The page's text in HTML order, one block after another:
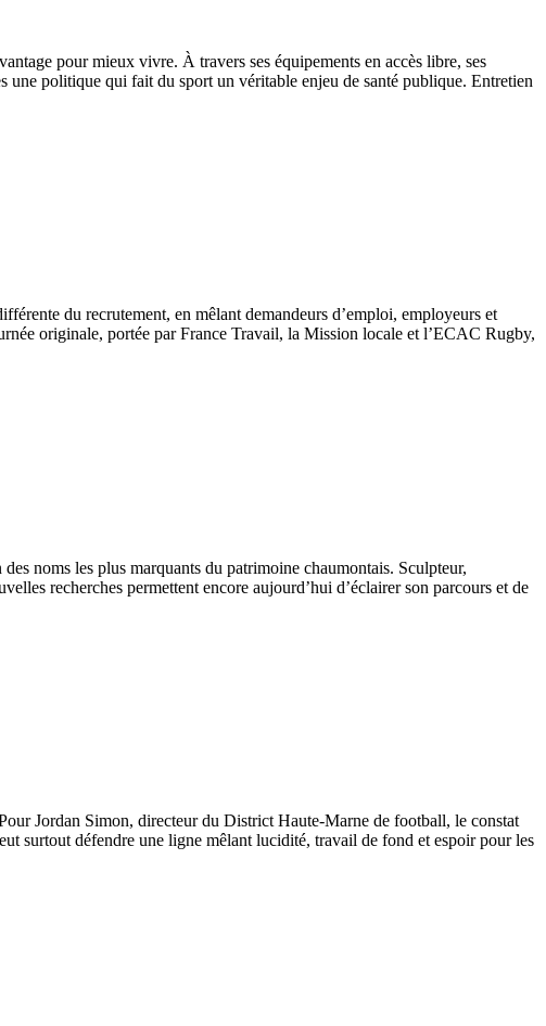
pour mieux vivre. À travers ses équipements en accès libre, ses
une politique qui fait du sport un véritable enjeu de santé publique. Entretien
du recrutement, en mêlant demandeurs d’emploi, employeurs et
originale, portée par France Travail, la Mission locale et l’ECAC Rugby,
noms les plus marquants du patrimoine chaumontais. Sculpteur,
recherches permettent encore aujourd’hui d’éclairer son parcours et de
Jordan Simon, directeur du District Haute-Marne de football, le constat
surtout défendre une ligne mêlant lucidité, travail de fond et espoir pour les